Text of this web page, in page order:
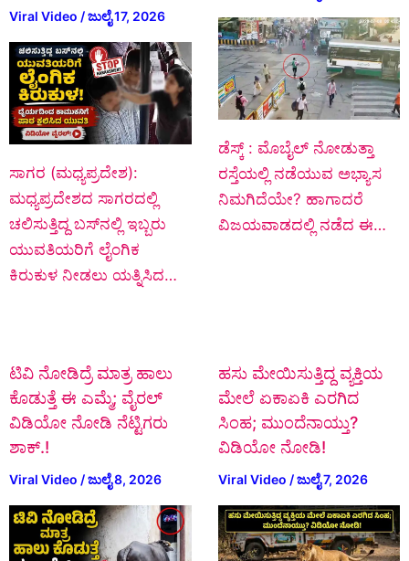
Viral Video /ಜುಲೈ 17, 2026
ಸಾಗರ (ಮಧ್ಯಪ್ರದೇಶ):
ಮಧ್ಯಪ್ರದೇಶದ ಸಾಗರದಲ್ಲಿ
ಚಲಿಸುತ್ತಿದ್ದ ಬಸ್‌ನಲ್ಲಿ ಇಬ್ಬರು
ಯುವತಿಯರಿಗೆ ಲೈಂಗಿಕ
ಕಿರುಕುಳ ನೀಡಲು ಯತ್ನಿಸಿದ…
ಡೆಸ್ಕ್‌ : ಮೊಬೈಲ್ ನೋಡುತ್ತಾ
ರಸ್ತೆಯಲ್ಲಿ ನಡೆಯುವ ಅಭ್ಯಾಸ
ನಿಮಗಿದೆಯೇ? ಹಾಗಾದರೆ
ವಿಜಯವಾಡದಲ್ಲಿ ನಡೆದ ಈ…
ಟಿವಿ ನೋಡಿದ್ರೆ ಮಾತ್ರ ಹಾಲು
ಕೊಡುತ್ತೆ ಈ ಎಮ್ಮೆ; ವೈರಲ್
ವಿಡಿಯೋ ನೋಡಿ ನೆಟ್ಟಿಗರು
ಶಾಕ್.!
Viral Video /ಜುಲೈ 8, 2026
ಹಸು ಮೇಯಿಸುತ್ತಿದ್ದ ವ್ಯಕ್ತಿಯ
ಮೇಲೆ ಏಕಾಏಕಿ ಎರಗಿದ
ಸಿಂಹ; ಮುಂದೆನಾಯ್ತು?
ವಿಡಿಯೋ ನೋಡಿ!
Viral Video /ಜುಲೈ 7, 2026